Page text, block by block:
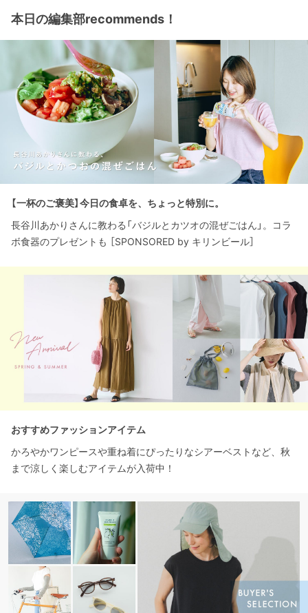
本日の編集部recommends！
【一杯のご褒美】今日の食卓を、ちょっと特別に。
長谷川あかりさんに教わる「バジルとカツオの混ぜごはん」。コラ
ボ食器のプレゼントも ［SPONSORED by キリンビール］
おすすめファッションアイテム
かろやかワンピースや重ね着にぴったりなシアーベストなど、秋
まで涼しく楽しむアイテムが入荷中！